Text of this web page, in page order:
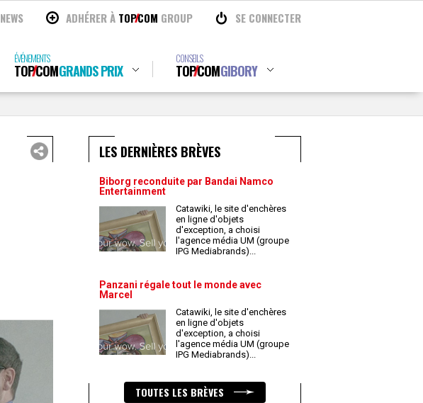
NEWS ADHÉRER À TOPCOM GROUP SE CONNECTER
ÉVÉNEMENTS
TOPCOMGRANDS PRIX
CONSEILS
TOPCOMGIBORY
LES DERNIÈRES BRÈVES
Biborg reconduite par Bandai Namco
Entertainment
Catawiki, le site d'enchères
en ligne d'objets
d'exception, a choisi
l'agence média UM (groupe
IPG Mediabrands)...
Panzani régale tout le monde avec
Marcel
Catawiki, le site d'enchères
en ligne d'objets
d'exception, a choisi
l'agence média UM (groupe
IPG Mediabrands)...
TOUTES LES BRÈVES